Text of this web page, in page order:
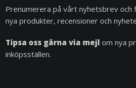
Prenumerera på vårt nyhetsbrev och
nya produkter, recensioner och
Tipsa oss gärna via mejl om nya
inköpsställen.